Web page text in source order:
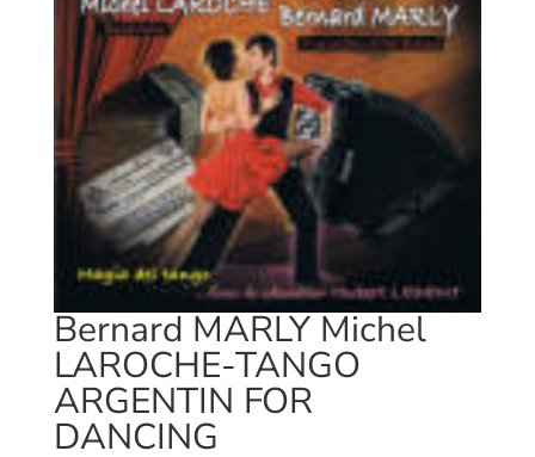
Bernard MARLY Michel
LAROCHE-TANGO
ARGENTIN FOR
DANCING